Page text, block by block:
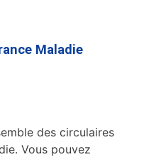
Maladie
des circulaires
Vous pouvez